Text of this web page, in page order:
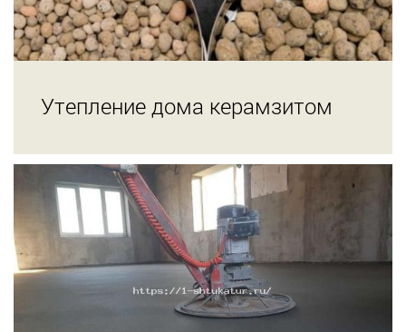
Утепление дома керамзитом